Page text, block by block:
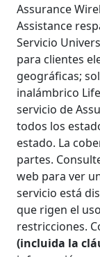
Assurance
Assistance
Servicio
para clientes
geográficas;
inalámbrico
servicio de
todos los
estado. La
partes.
web para ver
servicio está
que rigen el
restricciones.
(incluida la